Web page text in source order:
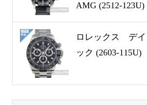
AMG (2512-123U)
ロレックス デ
ック (2603-115U)